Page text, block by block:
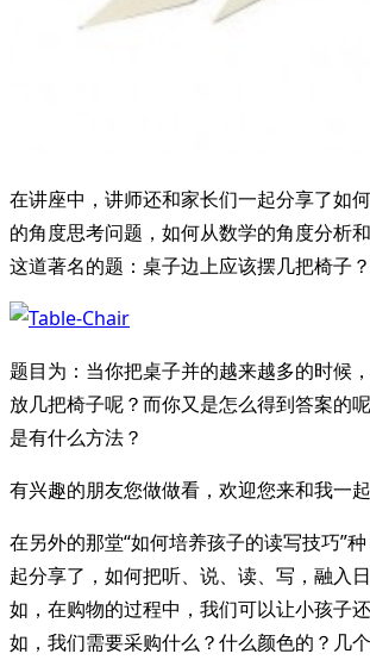
在讲座中，讲师还和家长们一起分享了如
的角度思考问题，如何从数学的角度分析
这道著名的题：桌子边上应该摆几把椅子？
题目为：当你把桌子并的越来越多的时候
放几把椅子呢？而你又是怎么得到答案的
是有什么方法？
有兴趣的朋友您做做看，欢迎您来和我一起
在另外的那堂“如何培养孩子的读写技巧”
起分享了，如何把听、说、读、写，融入
如，在购物的过程中，我们可以让小孩子
如，我们需要采购什么？什么颜色的？几